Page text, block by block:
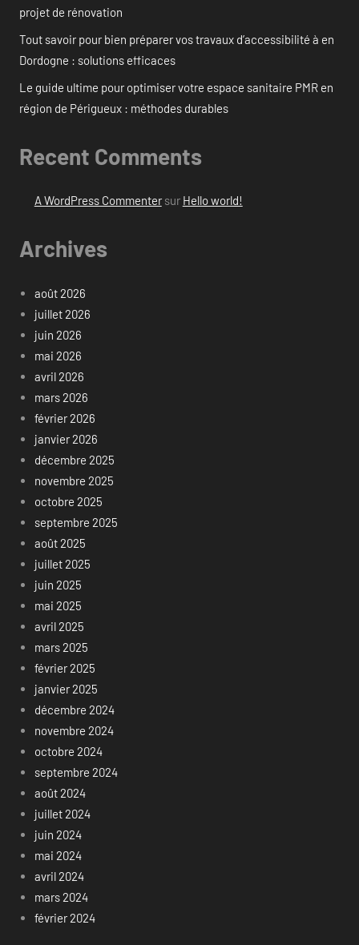
projet de rénovation
Tout savoir pour bien préparer vos travaux d’accessibilité à en
Dordogne : solutions efficaces
Le guide ultime pour optimiser votre espace sanitaire PMR en
région de Périgueux : méthodes durables
Recent Comments
A WordPress Commentersur Hello world!
Archives
août 2026
juillet 2026
juin 2026
mai 2026
avril 2026
mars 2026
février 2026
janvier 2026
décembre 2025
novembre 2025
octobre 2025
septembre 2025
août 2025
juillet 2025
juin 2025
mai 2025
avril 2025
mars 2025
février 2025
janvier 2025
décembre 2024
novembre 2024
octobre 2024
septembre 2024
août 2024
juillet 2024
juin 2024
mai 2024
avril 2024
mars 2024
février 2024